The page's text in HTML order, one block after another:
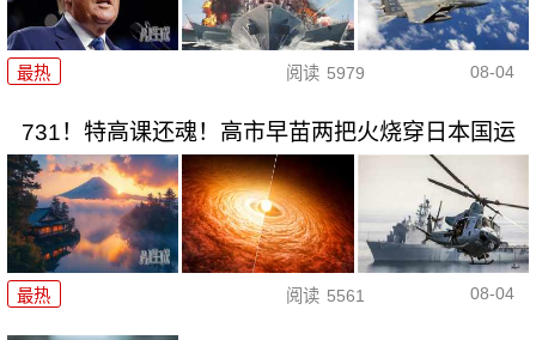
最热 阅读 5979 08-04
731！特高课还魂！高市早苗两把火烧穿日本国运
最热 阅读 5561 08-04